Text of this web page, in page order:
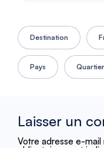
Destination
Pays Quartier
Laisser un
Votre adresse e-mail